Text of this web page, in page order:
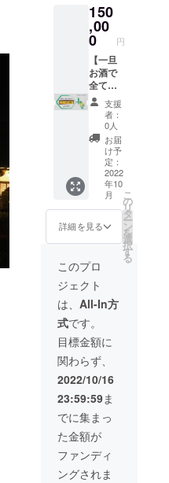
＊予約
の際に
必要と
なりま
すの
で、備
考欄に
お名前
のご記
入をお
願い致
しま
す。 ＊
チケッ
トを利
用され
る際に
は、ご
予約時
にチ
ケット
利用の
旨とお
名前を
お伝え
下さ
い。 ＊
日程は
ご相談
させて
下さ
い。 ＊
電話or
浮木
ホーム
ページ
からお
問い合
供致し
ます。
・予約
受付
日：
2022年
10月16
日から
・有効
期限：
2023年
10月末
日まで
・人
数：最
大15名
・お酒
やおつ
まみな
どは別
途追加
料金と
なりま
す。 ＊
予約の
際に必
要とな
ります
ので、
備考欄
にお名
前のご
記入を
お願い
致しま
す。 ＊
チケッ
トを利
150
,00
0 円
【一旦
お酒で
全て忘
れま
す】 浮
木の、1
階の大
部屋と2
階の洋
室と和
室の3室
貸切
で、
チェッ
クイン
から
バー営
業終了
まで、
ずっと
飲み放
題付き
の宿泊
チケッ
トを提
供しま
す。こ
の日だ
け、
チェッ
クイン
は
11:00。
・予約
支援
者：
0人
お届
け予
定：
2022
年10
月
詳細を見る
こ
の
リ
タ
ー
ン
を
選
択
す
る
このプロ
ジェクト
は、 All-In方
式です。
目標金額に
関わらず、
2022/10/16
23:59:59ま
でに集まっ
た金額が
ファンディ
ングされま